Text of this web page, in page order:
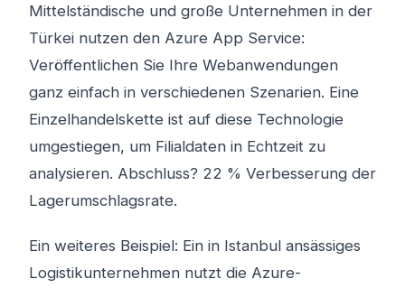
Mittelständische und große Unternehmen in der
Türkei nutzen den Azure App Service:
Veröffentlichen Sie Ihre Webanwendungen
ganz einfach in verschiedenen Szenarien. Eine
Einzelhandelskette ist auf diese Technologie
umgestiegen, um Filialdaten in Echtzeit zu
analysieren. Abschluss? 22 % Verbesserung der
Lagerumschlagsrate.
Ein weiteres Beispiel: Ein in Istanbul ansässiges
Logistikunternehmen nutzt die Azure-